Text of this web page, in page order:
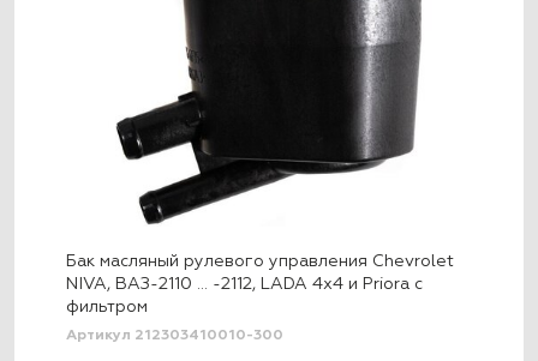
Бак масляный рулевого управления Chevrolet
NIVA, ВАЗ-2110 … -2112, LADA 4x4 и Priora с
фильтром
Артикул 212303410010-300